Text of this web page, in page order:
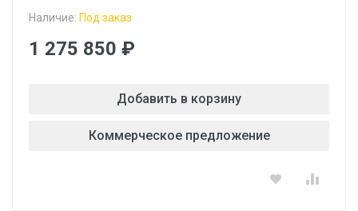
Наличие: Под заказ
1 275 850 ₽
Добавить в корзину
Коммерческое предложение